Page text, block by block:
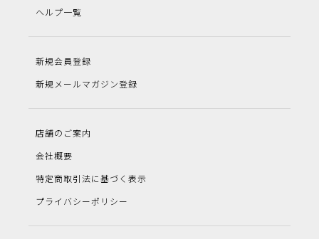
ヘルプ一覧
新規会員登録
新規メールマガジン登録
店舗のご案内
会社概要
特定商取引法に基づく表示
プライバシーポリシー